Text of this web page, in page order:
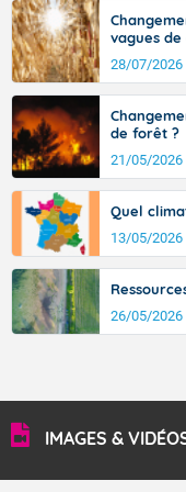
36 à 39 degrés en
l'intérieur de la
vagues
28/07/2026
de forêt ?
21/05/2026
Quel
13/05/2026
26/05/2026
IMAGES &